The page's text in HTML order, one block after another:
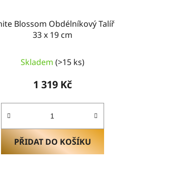
Blossom Obdélníkový Talíř
33 x 19 cm
Skladem (>15 ks)
1 319 Kč
PŘIDAT DO KOŠÍKU